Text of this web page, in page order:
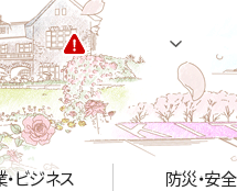
緊急情報
ビジネス 防災・安全